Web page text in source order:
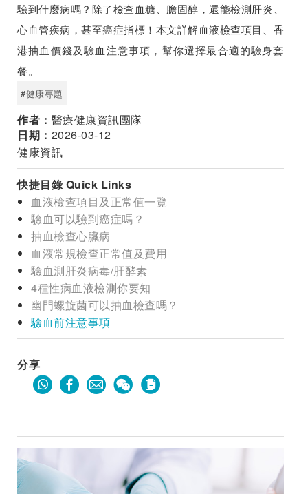
驗到什麼病嗎？除了檢查血糖、膽固醇，還能檢測肝炎、
心血管疾病，甚至癌症指標！本文詳解血液檢查項目、香
港抽血價錢及驗血注意事項，幫你選擇最合適的驗身套
餐。
#健康專題
作者： 醫療健康資訊團隊
日期： 2026-03-12
健康資訊
快捷目錄 Quick Links
血液檢查項目及正常值一覽
驗血可以驗到癌症嗎？
抽血檢查心臟病
血液常規檢查正常值及費用
驗血測肝炎病毒/肝酵素
4種性病血液檢測你要知
幽門螺旋菌可以抽血檢查嗎？
驗血前注意事項
分享